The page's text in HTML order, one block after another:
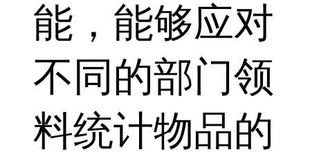
能，能够应对
不同的部门领
料统计物品的